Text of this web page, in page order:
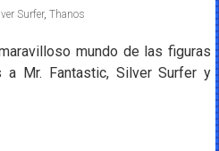
Surfer, Thanos
mundo de las figuras
a Mr. Fantastic, Silver Surfer y